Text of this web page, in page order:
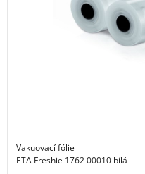
Vakuovací fólie
ETA Freshie 1762 00010 bílá